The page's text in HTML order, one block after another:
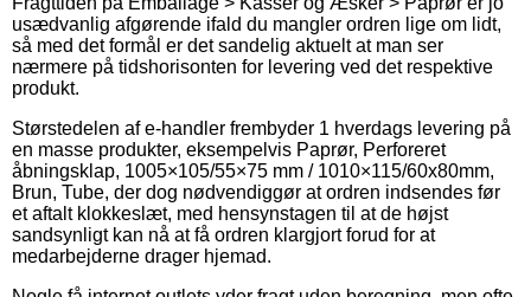
usædvanlig afgørende ifald du mangler ordren lige om lidt,
så med det formål er det sandelig aktuelt at man ser
nærmere på tidshorisonten for levering ved det respektive
produkt.
Størstedelen af e-handler frembyder 1 hverdags levering på
en masse produkter, eksempelvis Paprør, Perforeret
åbningsklap, 1005×105/55×75 mm / 1010×115/60x80mm,
Brun, Tube, der dog nødvendiggør at ordren indsendes før
et aftalt klokkeslæt, med hensynstagen til at de højst
sandsynligt kan nå at få ordren klargjort forud for at
medarbejderne drager hjemad.